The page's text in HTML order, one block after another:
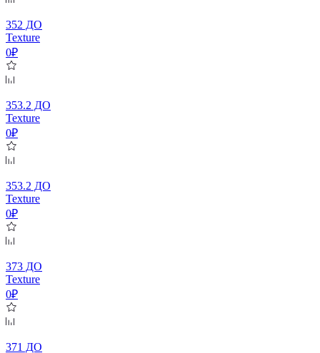
352 ДО
Texture
0₽
353.2 ДО
Texture
0₽
353.2 ДО
Texture
0₽
373 ДО
Texture
0₽
371 ДО